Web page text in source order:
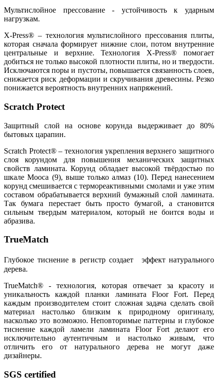
Мультислойное прессование - устойчивость к ударным
нагрузкам.
X-Press® – технология мультислойного прессования плиты,
которая сначала формирует нижние слои, потом внутренние
центральные и верхние. Технология X-Press® помогает
добиться не только высокой плотности плиты, но и твердости.
Исключаются поры и пустоты, повышается связанность слоев,
снижается риск деформации и скручивания древесины. Резко
понижается вероятность внутренних напряжений.
Scratch Protect
Защитный слой на основе корунда выдерживает до 80%
бытовых царапин.
Scratch Protect® – технология укрепления верхнего защитного
слоя корундом для повышения механических защитных
свойств ламината. Корунд обладает высокой твёрдостью по
шкале Мооса (9), выше только алмаз (10). Перед нанесением
корунд смешивается с термореактивными смолами и уже этим
составом обрабатывается верхний бумажный слой ламината.
Так бумага перестает быть просто бумагой, а становится
сильным твердым материалом, который не боится воды и
абразива.
TrueMatch
Глубокое тиснение в регистр создает эффект натурального
дерева.
TrueMatch® - технология, которая отвечает за красоту и
уникальность каждой планки ламината Floor Fort. Перед
каждым производителем стоит сложная задача сделать свой
материал настолько близким к природному оригиналу,
насколько это возможно. Неповторимые паттерны и глубокое
тиснение каждой ламели ламината Floor Fort делают его
исключительно аутентичным и настолько живым, что
отличить его от натурального дерева не могут даже
дизайнеры.
SGS certified